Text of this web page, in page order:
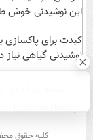
این نوشیدنی خوش
کبدت برای پاکسازی
نوشیدنی گیاهی نیاز
كليه حقوق